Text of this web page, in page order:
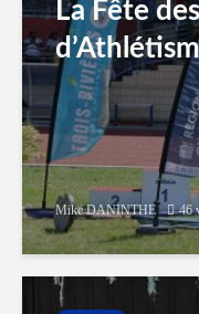
La Fête
Mike DANINTHE 46